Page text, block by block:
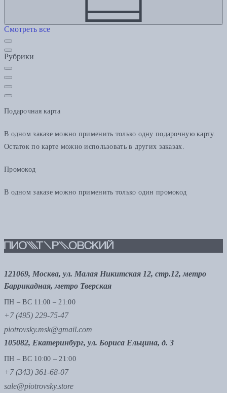
Смотреть все
Рубрики
Подарочная карта
В одном заказе можно применить только одну подарочную карту.
Остаток по карте можно использовать в других заказах.
Промокод
В одном заказе можно применить только один промокод
121069, Москва, ул. Малая Никитская 12, стр.12, метро
Баррикадная, метро Тверская
ПН – ВС 11:00 – 21:00
+7 (495) 229-75-47
piotrovsky.msk@gmail.com
105082, Екатеринбург, ул. Бориса Ельцина, д. 3
ПН – ВС 10:00 – 21:00
+7 (343) 361-68-07
sale@piotrovsky.store